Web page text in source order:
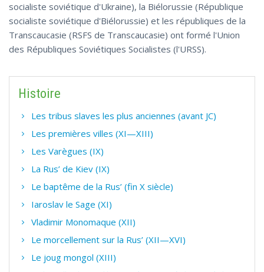
socialiste soviétique d'Ukraine), la Biélorussie (République
socialiste soviétique d'Biélorussie) et les républiques de la
Transcaucasie (RSFS de Transcaucasie) ont formé l'Union
des Républiques Soviétiques Socialistes (l'URSS).
Histoire
Les tribus slaves les plus anciennes (avant JC)
Les premières villes (XI—XIII)
Les Varègues (IX)
La Rus’ de Kiev (IX)
Le baptême de la Rus’ (fin X siècle)
Iaroslav le Sage (XI)
Vladimir Monomaque (XII)
Le morcellement sur la Rus’ (XII—XVI)
Le joug mongol (XIII)